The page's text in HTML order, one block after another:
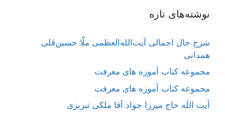
نوشته‌های تازه
شرح حال اجمالی آیت‌الله‌العظمی ملّا حسین‌قلی
همدانی
مجموعه کتاب آموزه های معرفت
مجموعه کتاب آموزه های معرفت
آیت اللَه حاج میرزا جواد آقا ملکی تبریزی